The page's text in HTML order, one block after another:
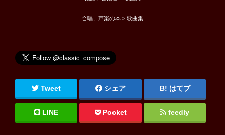
合唱、声楽の本 > 歌曲集
Tweet シェア はてブ
LINE Pocket feedly